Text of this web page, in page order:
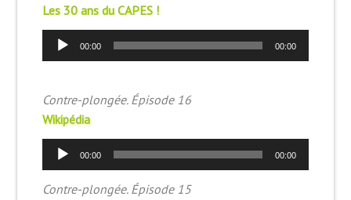
Les 30 ans du CAPES !
Lecteur
audio
00:00 00:00
Contre-plongée. Épisode 16
Wikipédia
Lecteur
audio
00:00 00:00
Contre-plongée. Épisode 15